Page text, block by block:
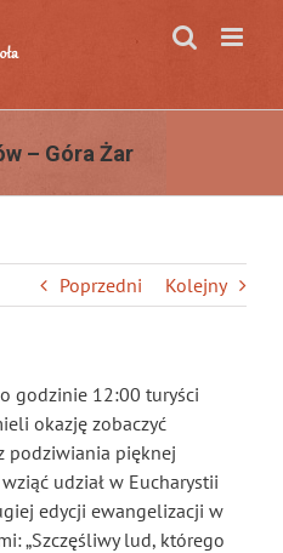
– Góra Żar
Poprzedni Kolejny
godzinie 12:00 turyści
okazję zobaczyć
podziwiania pięknej
udział w Eucharystii
edycji ewangelizacji w
„Szczęśliwy lud, którego